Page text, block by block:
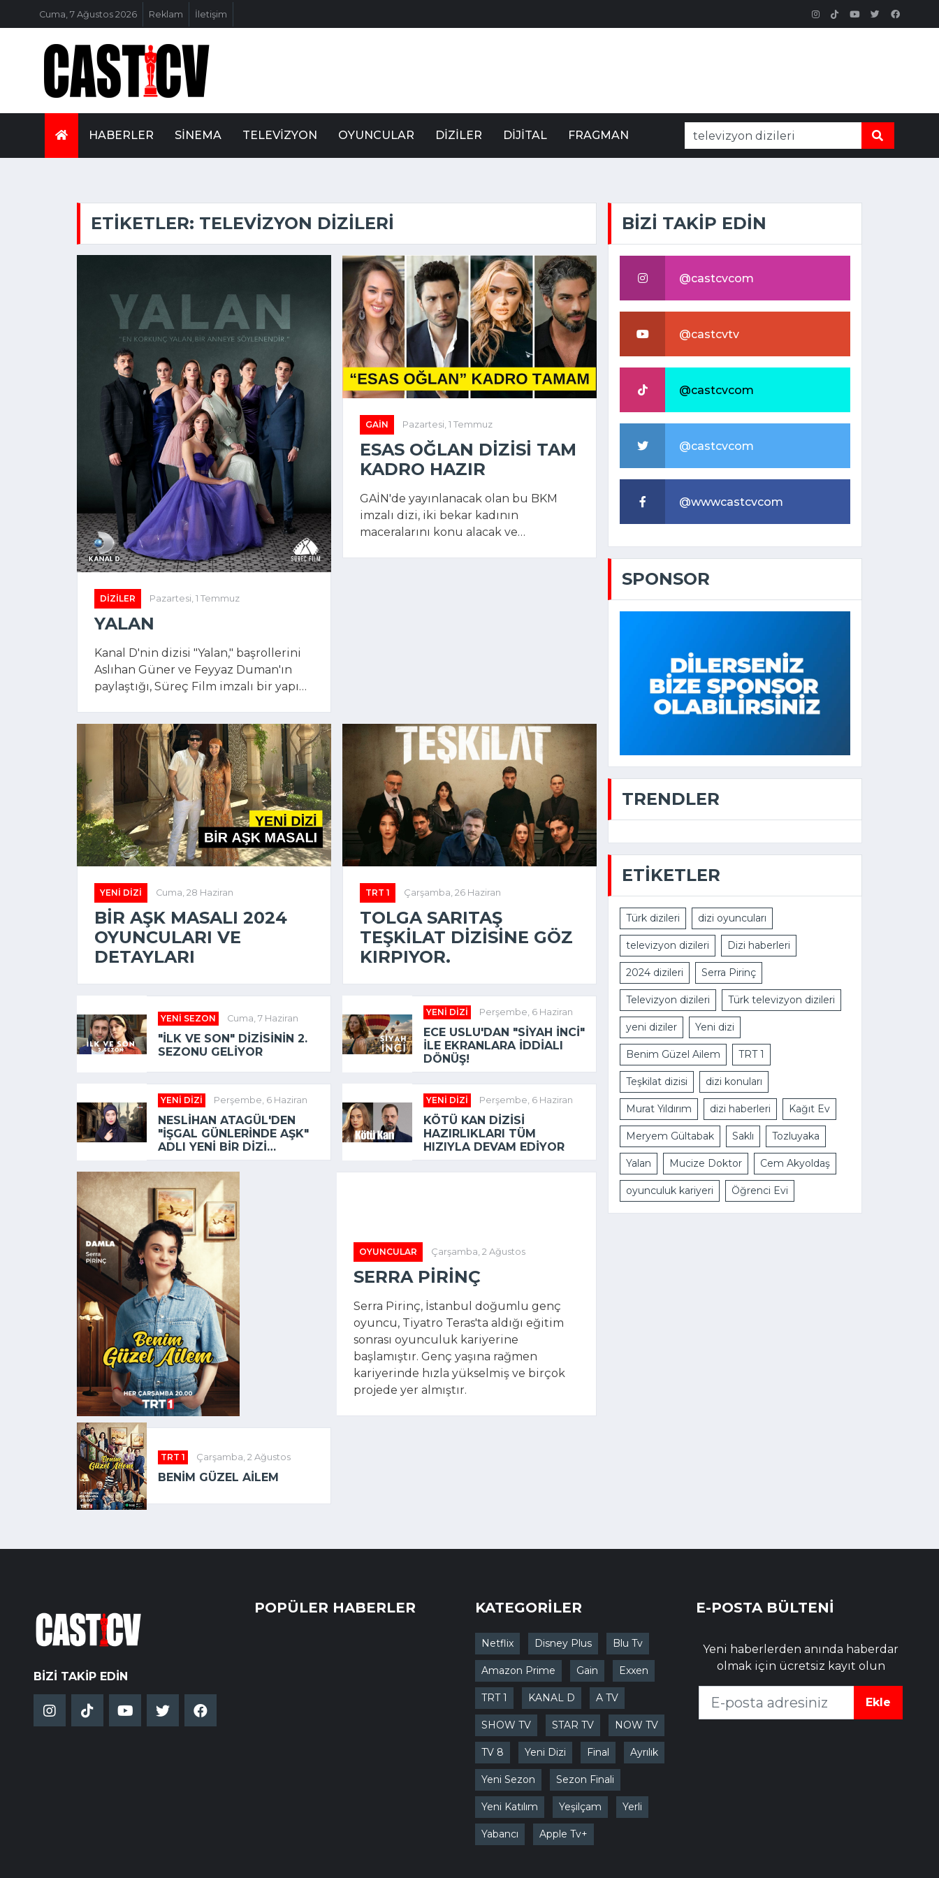
Cuma, 7 Ağustos 2026 Reklam İletişim
HABERLER SINEMA TELEVIZYON OYUNCULAR DIZILER DIJITAL FRAGMAN
ETIKETLER: TELEVIZYON DIZILERI
DIZILER Pazartesi, 1 Temmuz
YALAN
Kanal D'nin dizisi "Yalan," başrollerini
Aslıhan Güner ve Feyyaz Duman'ın
paylaştığı, Süreç Film imzalı bir yapım
dikkat çeken dizi, büyük ilgi topladı.
GAIN Pazartesi, 1 Temmuz
ESAS OĞLAN DIZISI TAM
KADRO HAZIR
GAİN'de yayınlanacak olan bu BKM
imzalı dizi, iki bekar kadının
maceralarını konu alacak ve
YENI DIZI Cuma, 28 Haziran
BIR AŞK MASALI 2024
OYUNCULARI VE
DETAYLARI
TRT 1 Çarşamba, 26 Haziran
TOLGA SARITAŞ
TEŞKILAT DIZISINE GÖZ
KIRPIYOR.
YENI SEZON Cuma, 7 Haziran
"İLK VE SON" DIZISININ 2.
SEZONU GELIYOR
YENI DIZI Perşembe, 6 Haziran
ECE USLU'DAN "SIYAH İNCI"
ILE EKRANLARA İDDIALI
DÖNÜŞ!
YENI DIZI Perşembe, 6 Haziran
NESLIHAN ATAGÜL'DEN
"İŞGAL GÜNLERINDE AŞK"
ADLI YENI BIR DIZI
GELIYOR
YENI DIZI Perşembe, 6 Haziran
KÖTÜ KAN DIZISI
HAZIRLIKLARI TÜM
HIZIYLA DEVAM EDIYOR
OYUNCULAR Çarşamba, 2 Ağustos
SERRA PIRINÇ
Serra Pirinç, İstanbul doğumlu genç
oyuncu, Tiyatro Teras'ta aldığı eğitim
sonrası oyunculuk kariyerine
başlamıştır. Genç yaşına rağmen
kariyerinde hızla yükselmiş ve birçok
projede yer almıştır.
TRT 1 Çarşamba, 2 Ağustos
BENIM GÜZEL AILEM
BİZİ TAKİP EDİN
@castcvcom
@castcvtv
@castcvcom
@castcvcom
@wwwcastcvcom
SPONSOR
TRENDLER
ETIKETLER
Türk dizileri dizi oyuncuları
televizyon dizileri Dizi haberleri
2024 dizileri Serra Pirinç
Televizyon dizileri Türk televizyon dizileri
yeni diziler Yeni dizi
Benim Güzel Ailem TRT 1
Teşkilat dizisi dizi konuları
Murat Yıldırım dizi haberleri Kağıt Ev
Meryem Gültabak Saklı Tozluyaka
Yalan Mucize Doktor Cem Akyoldaş
oyunculuk kariyeri Öğrenci Evi
BIZI TAKIP EDIN
POPÜLER HABERLER KATEGORİLER
Netflix Disney Plus Blu Tv
Amazon Prime Gain Exxen
TRT 1 KANAL D A TV
SHOW TV STAR TV NOW TV
TV 8 Yeni Dizi Final Ayrılık
Yeni Sezon Sezon Finali
Yeni Katılım Yeşilçam Yerli
Yabancı Apple Tv+
E-POSTA BÜLTENİ
Yeni haberlerden anında haberdar
olmak için ücretsiz kayıt olun
Ekle